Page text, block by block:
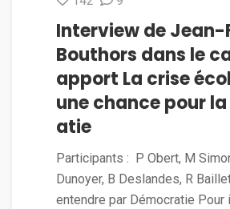
Interview de Jean-
Bouthors dans le
apport La crise
une chance pour
atie
Participants : P Obert, M
Dunoyer, B Deslandes, R
entendre par Démocratie Pour